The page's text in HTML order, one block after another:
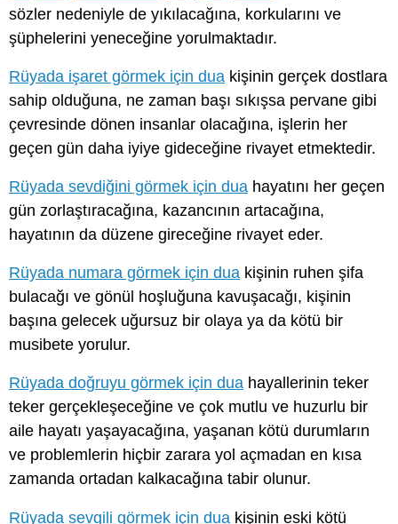
sözler nedeniyle de yıkılacağına, korkularını ve
şüphelerini yeneceğine yorulmaktadır.
Rüyada işaret görmek için dua kişinin gerçek dostlara
sahip olduğuna, ne zaman başı sıkışsa pervane gibi
çevresinde dönen insanlar olacağına, işlerin her
geçen gün daha iyiye gideceğine rivayet etmektedir.
Rüyada sevdiğini görmek için dua hayatını her geçen
gün zorlaştıracağına, kazancının artacağına,
hayatının da düzene gireceğine rivayet eder.
Rüyada numara görmek için dua kişinin ruhen şifa
bulacağı ve gönül hoşluğuna kavuşacağı, kişinin
başına gelecek uğursuz bir olaya ya da kötü bir
musibete yorulur.
Rüyada doğruyu görmek için dua hayallerinin teker
teker gerçekleşeceğine ve çok mutlu ve huzurlu bir
aile hayatı yaşayacağına, yaşanan kötü durumların
ve problemlerin hiçbir zarara yol açmadan en kısa
zamanda ortadan kalkacağına tabir olunur.
Rüyada sevgili görmek için dua kişinin eski kötü